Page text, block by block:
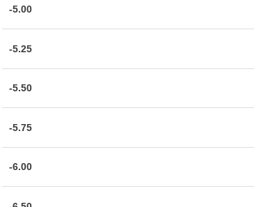
-5.00
-5.25
-5.50
-5.75
-6.00